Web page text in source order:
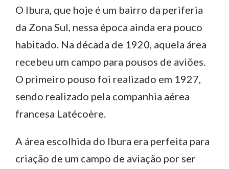
O Ibura, que hoje é um bairro da periferia
da Zona Sul, nessa época ainda era pouco
habitado. Na década de 1920, aquela área
recebeu um campo para pousos de aviões.
O primeiro pouso foi realizado em 1927,
sendo realizado pela companhia aérea
francesa Latécoère.
A área escolhida do Ibura era perfeita para
criação de um campo de aviação por ser